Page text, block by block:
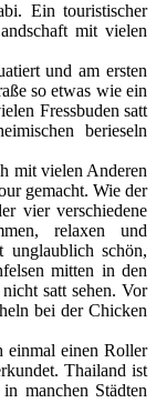
Ein touristischer
mit vielen
und am ersten
so etwas wie ein
Fressbuden satt
berieseln
mit vielen Anderen
gemacht. Wie der
vier verschiedene
relaxen und
unglaublich schön,
mitten in den
satt sehen. Vor
bei der Chicken
einmal einen Roller
Thailand ist
manchen Städten